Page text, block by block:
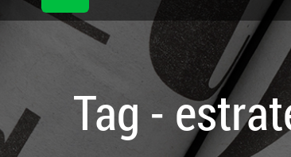
Tag -